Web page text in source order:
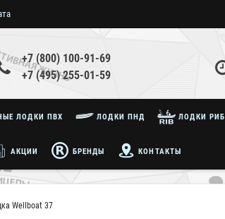
+7 (800) 100-91-69
+7 (495) 255-01-59
ЛОДКИ ПВХ ЛОДКИ ПНД ЛОДКИ РИБ
АКЦИИ БРЕНДЫ КОНТАКТЫ
Wellboat 37